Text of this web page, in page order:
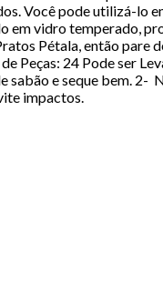
Você pode utilizá-lo
em vidro temperado,
Pétala, então pare
Peças: 24 Pode ser
sabão e seque bem. 2-
impactos.